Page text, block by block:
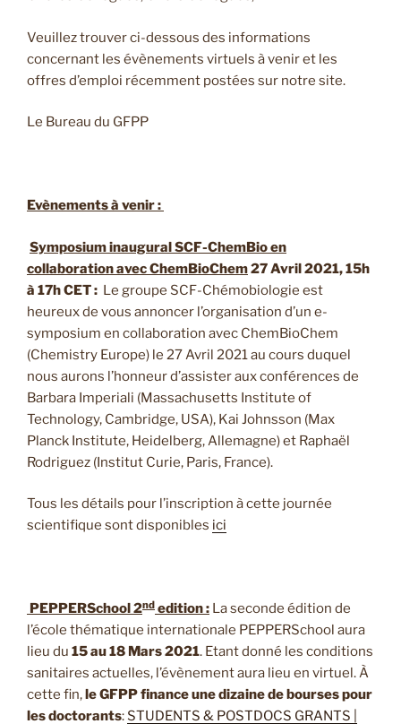
Veuillez trouver ci-dessous des informations
concernant les évènements virtuels à venir et les
offres d’emploi récemment postées sur notre site.
Le Bureau du GFPP
Evènements à venir :
Symposium inaugural SCF-ChemBio en
collaboration avec ChemBioChem27 Avril 2021, 15h
à 17h CET : Le groupe SCF-Chémobiologie est
heureux de vous annoncer l’organisation d’un e-
symposium en collaboration avec ChemBioChem
(Chemistry Europe) le 27 Avril 2021 au cours duquel
nous aurons l’honneur d’assister aux conférences de
Barbara Imperiali (Massachusetts Institute of
Technology, Cambridge, USA), Kai Johnsson (Max
Planck Institute, Heidelberg, Allemagne) et Raphaël
Rodriguez (Institut Curie, Paris, France).
Tous les détails pour l’inscription à cette journée
scientifique sont disponibles ici
PEPPERSchool 2nd edition : La seconde édition de
l’école thématique internationale PEPPERSchool aura
lieu du 15 au 18 Mars 2021. Etant donné les conditions
sanitaires actuelles, l’évènement aura lieu en virtuel. À
cette fin, le GFPP finance une dizaine de bourses pour
les doctorants: STUDENTS & POSTDOCS GRANTS |